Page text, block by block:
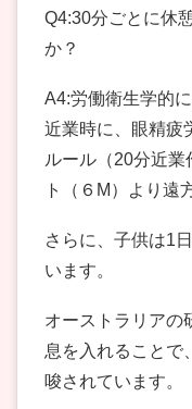
Q4:30分ごとに休
か？
A4:労働衛生学的
近業時に、眼精疲
ルール（20分近
ト（６M）より遠
さらに、子供は1
います。
オーストラリアの
息を入れることで
唆されています。